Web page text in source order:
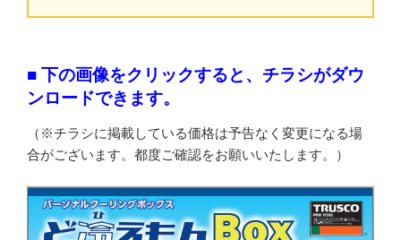
■ 下の画像をクリックすると、チラシがダウ
ンロードできます。
（※チラシに掲載している価格は予告なく変更になる場
合がございます。都度ご確認をお願いいたします。）